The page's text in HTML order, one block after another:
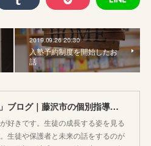
2019.09.26 20:30
入塾予約制度を開始したお
話
「第二の家」ブログ｜藤沢市の個別指導塾のお話
好きです。生徒の成長する姿を見る
生徒や保護者と未来の話をするのが